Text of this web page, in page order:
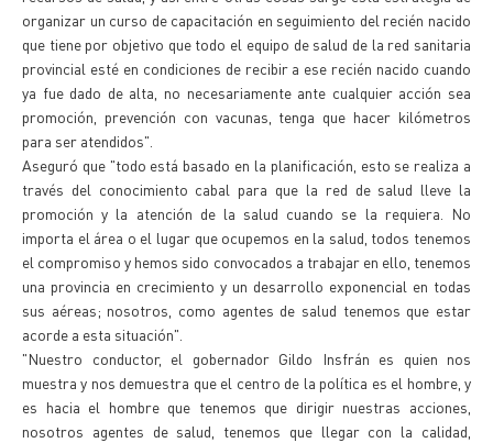
organizar un curso de capacitación en seguimiento del recién nacido
que tiene por objetivo que todo el equipo de salud de la red sanitaria
provincial esté en condiciones de recibir a ese recién nacido cuando
ya fue dado de alta, no necesariamente ante cualquier acción sea
promoción, prevención con vacunas, tenga que hacer kilómetros
para ser atendidos".
Aseguró que "todo está basado en la planificación, esto se realiza a
través del conocimiento cabal para que la red de salud lleve la
promoción y la atención de la salud cuando se la requiera. No
importa el área o el lugar que ocupemos en la salud, todos tenemos
el compromiso y hemos sido convocados a trabajar en ello, tenemos
una provincia en crecimiento y un desarrollo exponencial en todas
sus aéreas; nosotros, como agentes de salud tenemos que estar
acorde a esta situación".
"Nuestro conductor, el gobernador Gildo Insfrán es quien nos
muestra y nos demuestra que el centro de la política es el hombre, y
es hacia el hombre que tenemos que dirigir nuestras acciones,
nosotros agentes de salud, tenemos que llegar con la calidad,